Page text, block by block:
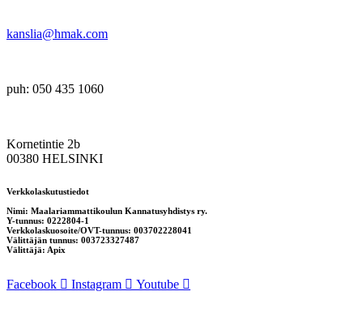
kanslia@hmak.com
puh: 050 435 1060
Kornetintie 2b
00380 HELSINKI
Verkkolaskutustiedot
Nimi: Maalariammattikoulun Kannatusyhdistys ry.
Y-tunnus: 0222804-1
Verkkolaskuosoite/OVT-tunnus: 003702228041
Välittäjän tunnus: 003723327487
Välittäjä: Apix
Facebook Instagram Youtube